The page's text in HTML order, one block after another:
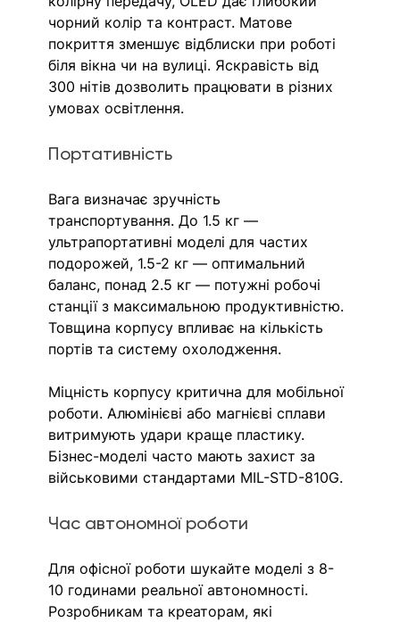
чорний колір та контраст. Матове
покриття зменшує відблиски при роботі
біля вікна чи на вулиці. Яскравість від
300 нітів дозволить працювати в різних
умовах освітлення.
Портативність
Вага визначає зручність
транспортування. До 1.5 кг —
ультрапортативні моделі для частих
подорожей, 1.5-2 кг — оптимальний
баланс, понад 2.5 кг — потужні робочі
станції з максимальною продуктивністю.
Товщина корпусу впливає на кількість
портів та систему охолодження.
Міцність корпусу критична для мобільної
роботи. Алюмінієві або магнієві сплави
витримують удари краще пластику.
Бізнес-моделі часто мають захист за
військовими стандартами MIL-STD-810G.
Час автономної роботи
Для офісної роботи шукайте моделі з 8-
10 годинами реальної автономності.
Розробникам та креаторам, які